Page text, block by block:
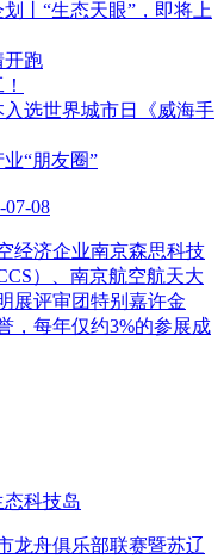
丨“生态天眼”，即将上
开跑
选世界城市日《威海手
“朋友圈”
07-08
经济企业南京森思科技
）、南京航空航天大
展评审团特别嘉许金
，每年仅约3%的参展成
科技岛
龙舟俱乐部联赛暨苏辽